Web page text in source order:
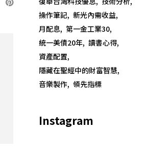
操作筆記 新光內需收益
月配息 第一金工業30
統一美債20年 讀書心得
資產配置
隱藏在聖經中的財富智慧
音樂製作 領先指標
Instagram